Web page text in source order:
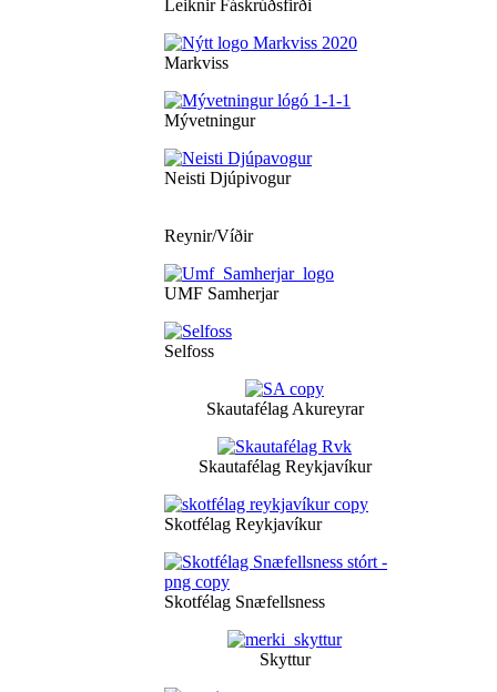
Leiknir Fáskrúðsfirði
Markviss
Mývetningur
Neisti Djúpivogur
Reynir/Víðir
UMF Samherjar
Selfoss
Skautafélag Akureyrar
Skautafélag Reykjavíkur
Skotfélag Reykjavíkur
Skotfélag Snæfellsness
Skyttur